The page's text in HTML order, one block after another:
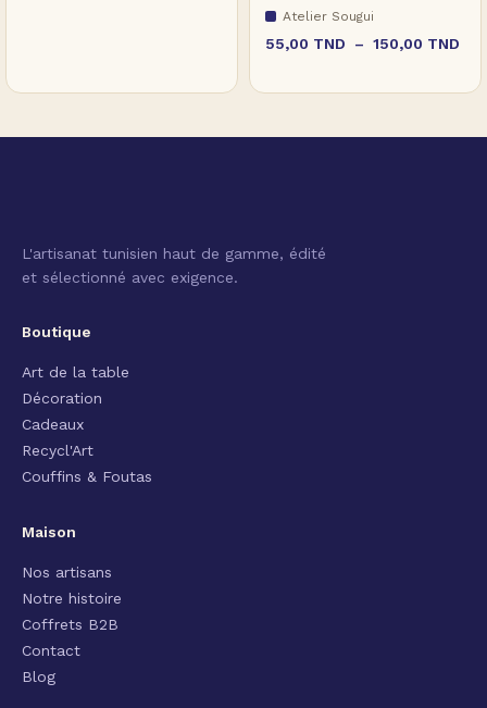
Atelier Sougui
55,00 TND – 150,00 TND
L'artisanat tunisien haut de gamme, édité
et sélectionné avec exigence.
Boutique
Art de la table
Décoration
Cadeaux
Recycl'Art
Couffins & Foutas
Maison
Nos artisans
Notre histoire
Coffrets B2B
Contact
Blog